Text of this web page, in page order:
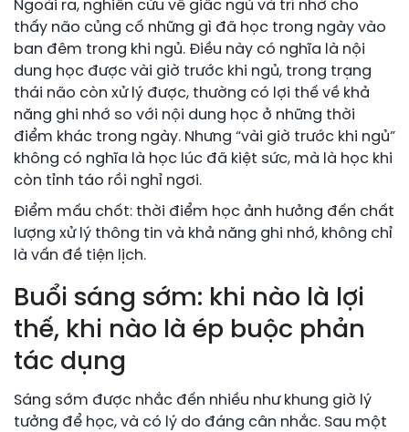
Ngoài ra, nghiên cứu về giấc ngủ và trí nhớ cho
thấy não củng cố những gì đã học trong ngày vào
ban đêm trong khi ngủ. Điều này có nghĩa là nội
dung học được vài giờ trước khi ngủ, trong trạng
thái não còn xử lý được, thường có lợi thế về khả
năng ghi nhớ so với nội dung học ở những thời
điểm khác trong ngày. Nhưng “vài giờ trước khi ngủ”
không có nghĩa là học lúc đã kiệt sức, mà là học khi
còn tỉnh táo rồi nghỉ ngơi.
Điểm mấu chốt: thời điểm học ảnh hưởng đến chất
lượng xử lý thông tin và khả năng ghi nhớ, không chỉ
là vấn đề tiện lịch.
Buổi sáng sớm: khi nào là lợi
thế, khi nào là ép buộc phản
tác dụng
Sáng sớm được nhắc đến nhiều như khung giờ lý
tưởng để học, và có lý do đáng cân nhắc. Sau một